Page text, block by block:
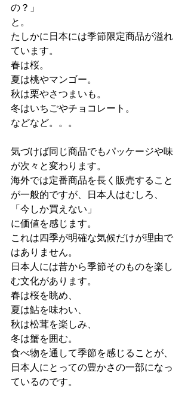
の？」
と。
たしかに日本には季節限定商品が溢れ
ています。
春は桜。
夏は桃やマンゴー。
秋は栗やさつまいも。
冬はいちごやチョコレート。
などなど。。。
気づけば同じ商品でもパッケージや味
が次々と変わります。
海外では定番商品を長く販売すること
が一般的ですが、日本人はむしろ、
「今しか買えない」
に価値を感じます。
これは四季が明確な気候だけが理由で
はありません。
日本人には昔から季節そのものを楽し
む文化があります。
春は桜を眺め、
夏は鮎を味わい、
秋は松茸を楽しみ、
冬は蟹を囲む。
食べ物を通して季節を感じることが、
日本人にとっての豊かさの一部になっ
ているのです。